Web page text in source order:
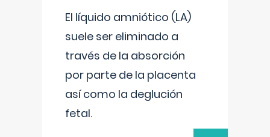
El líquido amniótico (LA)
suele ser eliminado a
través de la absorción
por parte de la placenta
así como la deglución
fetal.